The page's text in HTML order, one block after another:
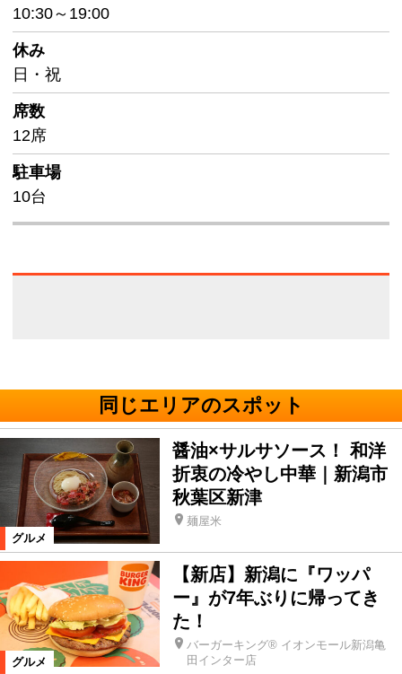
10:30～19:00
休み
日・祝
席数
12席
駐車場
10台
同じエリアのスポット
グルメ
醤油×サルサソース！ 和洋
折衷の冷やし中華｜新潟市
秋葉区新津
麺屋米
グルメ
【新店】新潟に『ワッパ
ー』が7年ぶりに帰ってき
た！
バーガーキング® イオンモール新潟亀
田インター店